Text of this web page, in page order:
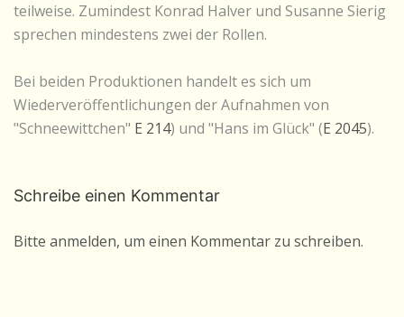
teilweise. Zumindest Konrad Halver und Susanne Sierig
sprechen mindestens zwei der Rollen.
Bei beiden Produktionen handelt es sich um
Wiederveröffentlichungen der Aufnahmen von
"Schneewittchen" E 214) und "Hans im Glück" (E 2045).
Schreibe einen Kommentar
Bitte anmelden, um einen Kommentar zu schreiben.